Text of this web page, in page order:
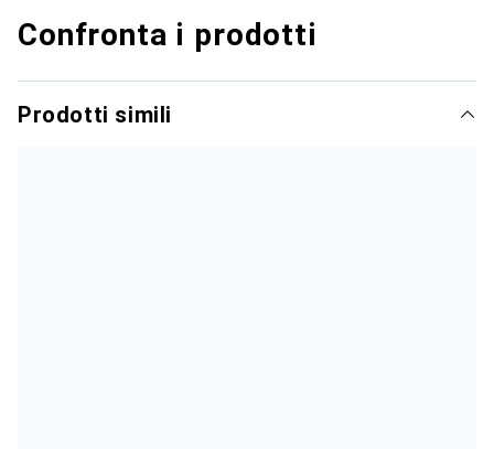
Confronta i prodotti
Prodotti simili